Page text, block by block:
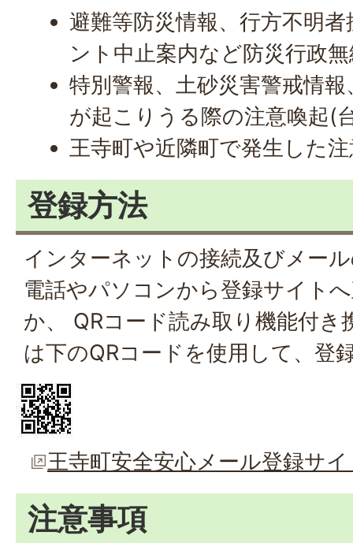
避難等防災情報、行方不明
ント中止案内など防災行政
特別警報、土砂災害警戒情
が起こりうる際の注意喚起(
王寺町や近隣町で発生した
登録方法
インターネットの接続及びメー
電話やパソコンから登録サイト
か、 QRコード読み取り機能付き
は下のQRコードを使用して、登
王寺町安全安心メール登録サ
注意事項